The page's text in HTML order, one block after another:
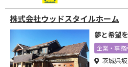
株式会社ウッドスタイルホーム
夢と希望
企業・事務
茨城県